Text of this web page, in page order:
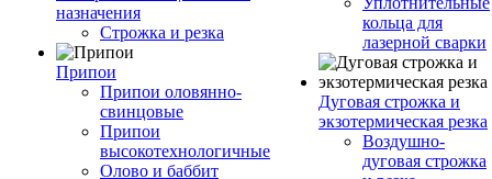
назначения
Строжка и резка
Припои
Припои оловянно-
свинцовые
Припои
высокотехнологичные
Олово и баббит
кольца для
лазерной сварки
Дуговая строжка и
экзотермическая резка
Воздушно-
дуговая строжка